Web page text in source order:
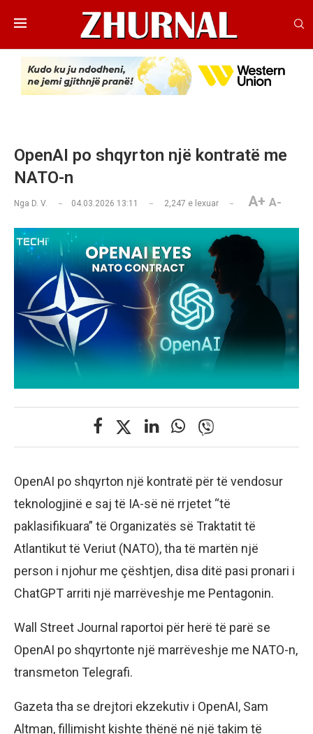
OpenAI po shqyrton një kontratë me
NATO-n
Nga D. V. 04.03.2026 13:11 2,247 e lexuar A+ A-
OpenAI po shqyrton një kontratë për të vendosur
teknologjinë e saj të IA-së në rrjetet “të
paklasifikuara” të Organizatës së Traktatit të
Atlantikut të Veriut (NATO), tha të martën një
person i njohur me çështjen, disa ditë pasi pronari i
ChatGPT arriti një marrëveshje me Pentagonin.
Wall Street Journal raportoi për herë të parë se
OpenAI po shqyrtonte një marrëveshje me NATO-n,
transmeton Telegrafi.
Gazeta tha se drejtori ekzekutiv i OpenAI, Sam
Altman, fillimisht kishte thënë në një takim të